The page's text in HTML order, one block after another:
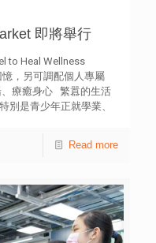
即將舉行
to Heal Wellness
，另可調配個人專屬
療癒身心 繁囂的生活
別是青少年正就學業、
舉辦Feel to Heal
活動及時段設有預先報
在「我的學生時代」
題目，如「畫出你的校
Read more